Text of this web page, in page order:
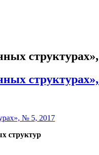
№ 5, 2017
структур